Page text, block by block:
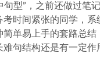
句型”，之前还做过笔
考时间紧张的同学，系
简单易上手的套路总结
句结构还是有一定作